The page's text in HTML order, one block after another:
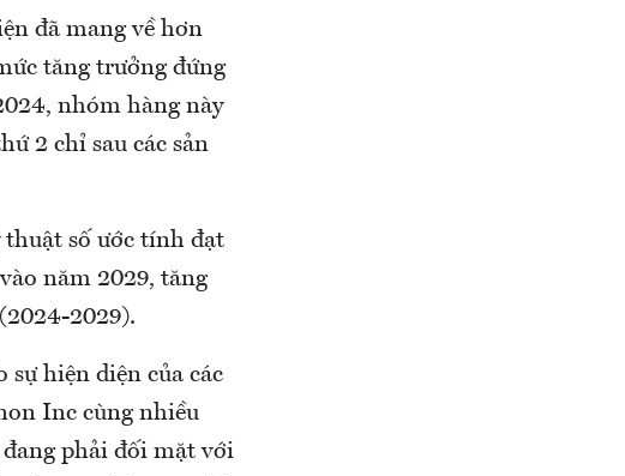
đã mang về hơn
tăng trưởng đứng
nhóm hàng này
2 chỉ sau các sản
số ước tính đạt
năm 2029, tăng
2029).
hiện diện của các
Inc cùng nhiều
phải đối mặt với